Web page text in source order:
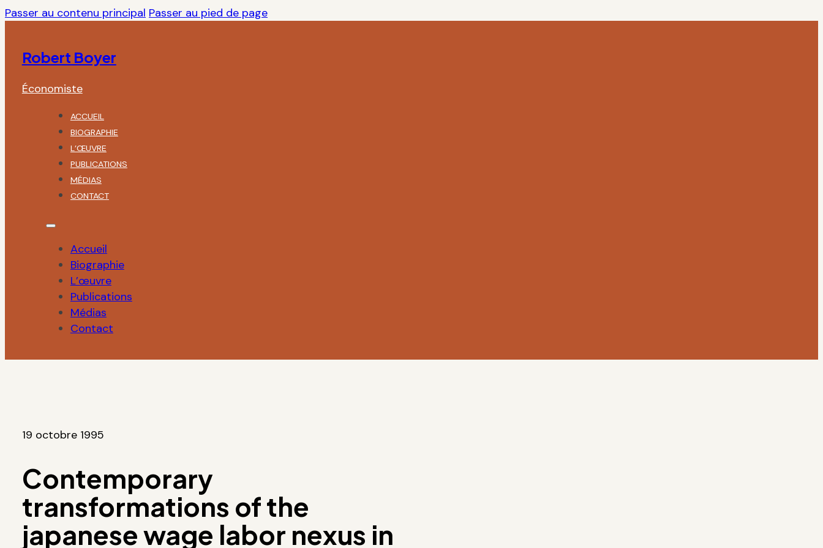
Passer au contenu principal Passer au pied de page
Robert Boyer
Économiste
ACCUEIL
BIOGRAPHIE
L’ŒUVRE
PUBLICATIONS
MÉDIAS
CONTACT
Accueil
Biographie
L’œuvre
Publications
Médias
Contact
19 octobre 1995
Contemporary
transformations of the
japanese wage labor nexus in